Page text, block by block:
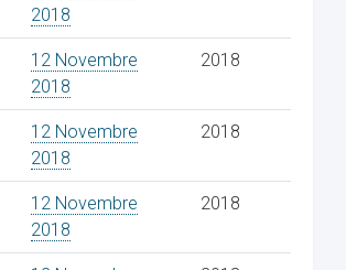
2018
12 Novembre
2018
2018
12 Novembre
2018
2018
12 Novembre
2018
2018